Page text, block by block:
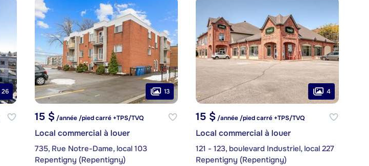
26 13
15 $/année /pied carré +TPS/TVQ
Local commercial à louer
735, Rue Notre-Dame, local 103
Repentigny (Repentigny)
4
15 $/année /pied carré +TPS/TVQ
Local commercial à louer
121 - 123, boulevard Industriel, local 227
Repentigny (Repentigny)